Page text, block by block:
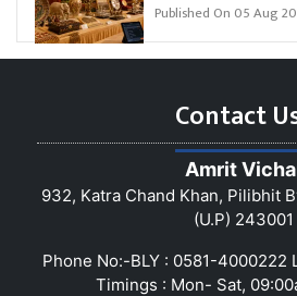
Published On 05 Aug
Contact
Amrit
932, Katra Chand Khan, Pilibhit
(U.P) 243001
Phone No:-BLY : 0581-4000222
Timings : Mon- Sat,